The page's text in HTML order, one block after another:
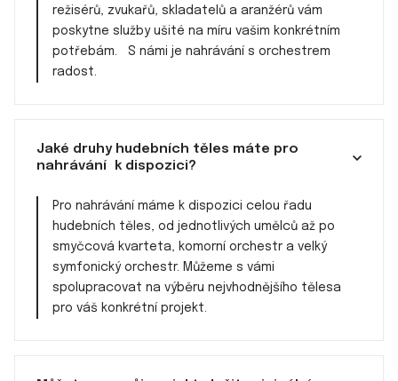
režisérů, zvukařů, skladatelů a aranžérů vám
poskytne služby ušité na míru vašim konkrétním
potřebám. S námi je nahrávání s orchestrem
radost.
Jaké druhy hudebních těles máte pro
nahrávání k dispozici?
Pro nahrávání máme k dispozici celou řadu
hudebních těles, od jednotlivých umělců až po
smyčcová kvarteta, komorní orchestr a velký
symfonický orchestr. Můžeme s vámi
spolupracovat na výběru nejvhodnějšího tělesa
pro váš konkrétní projekt.